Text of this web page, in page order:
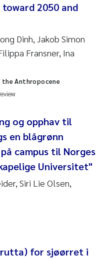
2050 and
Dinh, Jakob Simon
Fransner, Ina
the Anthropocene
og opphav til
en blågrønn
campus til Norges
Universitet"
Siri Lie Olsen,
for sjøørret i